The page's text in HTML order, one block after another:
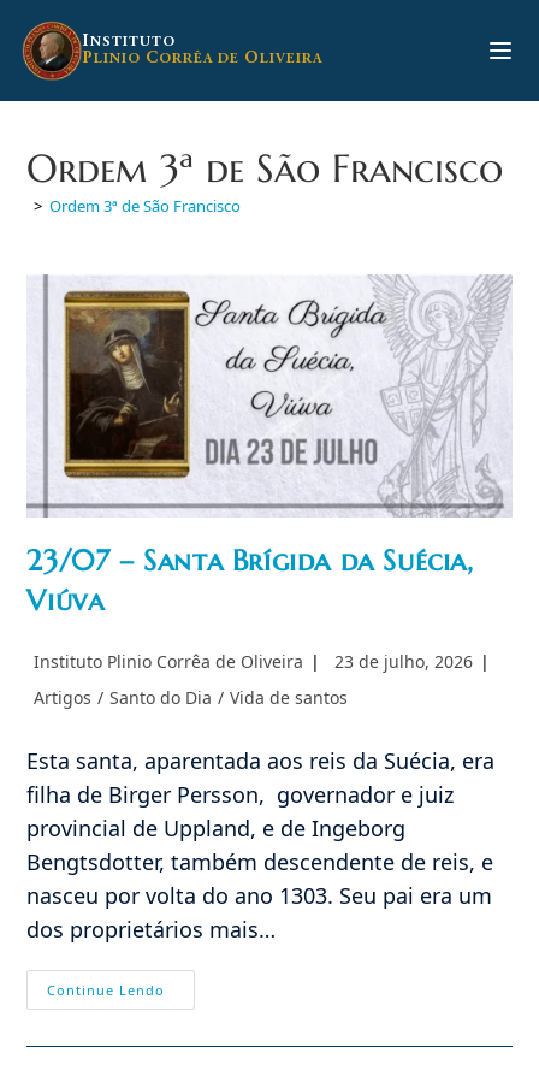
para
INSTITUTO
PLINIO CORRÊA DE OLIVEIRA
Ordem 3ª de São Francisco
> Ordem 3ª de São Francisco
23/07 – Santa Brígida da Suécia,
Viúva
Autor
post:
Instituto Plinio Corrêa de Oliveira
Post
23 de julho, 2026
Categoria
Artigos / Santo do Dia / Vida de santos
Esta santa, aparentada aos reis da Suécia, era
filha de Birger Persson, governador e juiz
provincial de Uppland, e de Ingeborg
Bengtsdotter, também descendente de reis, e
nasceu por volta do ano 1303. Seu pai era um
dos proprietários mais…
Continue Lendo
–